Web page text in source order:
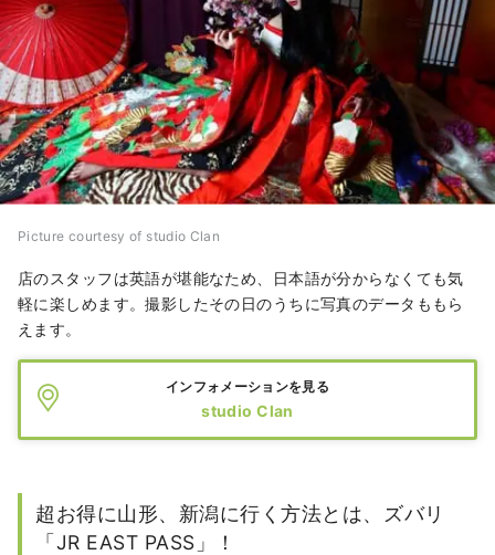
Picture courtesy of studio Clan
店のスタッフは英語が堪能なため、日本語が分からなくても気
軽に楽しめます。撮影したその日のうちに写真のデータももら
えます。
インフォメーションを見る
studio Clan
超お得に山形、新潟に行く方法とは、ズバリ
「JR EAST PASS」！